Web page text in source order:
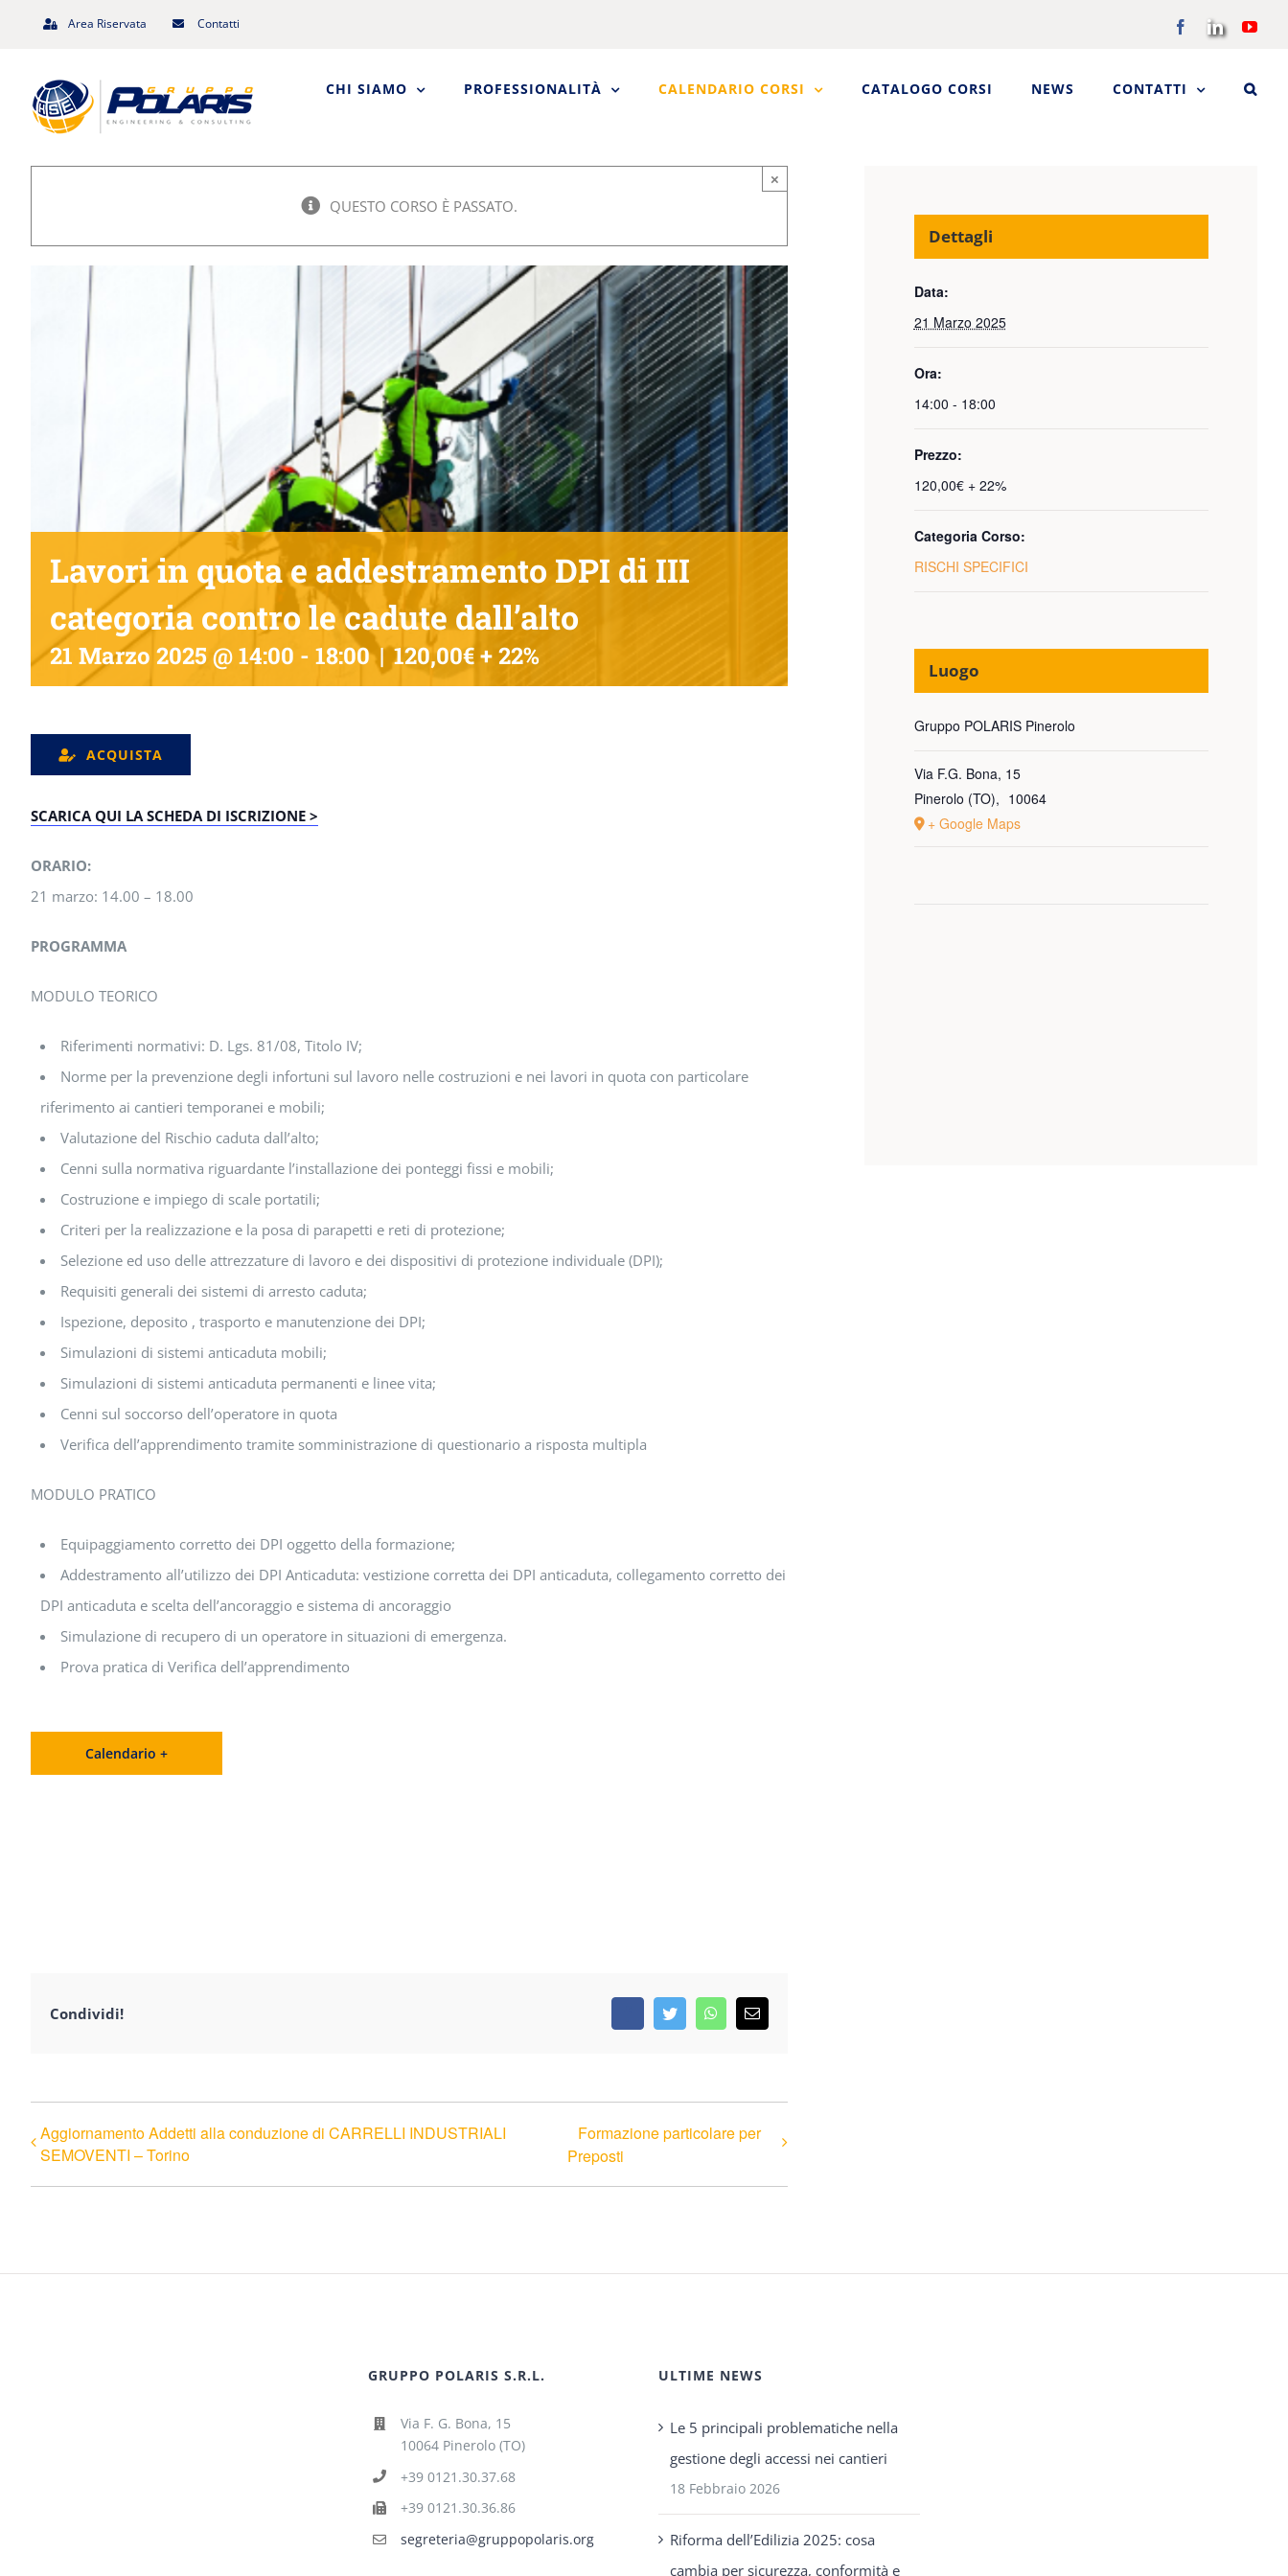
contenuto
Area Riservata Contatti FacebookLinkedIn
CHI SIAMO PROFESSIONALITÀ CALENDARIO CORSI CATALOGO CORSI NEWS CONTATTI
QUESTO CORSO È PASSATO.
×
Lavori in quota e addestramento DPI di III
categoria contro le cadute dall’alto
21 Marzo 2025 @ 14:00 - 18:00 | 120,00€ + 22%
ACQUISTA
SCARICA QUI LA SCHEDA DI ISCRIZIONE >
ORARIO:
21 marzo: 14.00 – 18.00
PROGRAMMA
MODULO TEORICO
Riferimenti normativi: D. Lgs. 81/08, Titolo IV;
Norme per la prevenzione degli infortuni sul lavoro nelle costruzioni e nei lavori in quota con particolare
riferimento ai cantieri temporanei e mobili;
Valutazione del Rischio caduta dall’alto;
Cenni sulla normativa riguardante l’installazione dei ponteggi fissi e mobili;
Costruzione e impiego di scale portatili;
Criteri per la realizzazione e la posa di parapetti e reti di protezione;
Selezione ed uso delle attrezzature di lavoro e dei dispositivi di protezione individuale (DPI);
Requisiti generali dei sistemi di arresto caduta;
Ispezione, deposito , trasporto e manutenzione dei DPI;
Simulazioni di sistemi anticaduta mobili;
Simulazioni di sistemi anticaduta permanenti e linee vita;
Cenni sul soccorso dell’operatore in quota
Verifica dell’apprendimento tramite somministrazione di questionario a risposta multipla
MODULO PRATICO
Equipaggiamento corretto dei DPI oggetto della formazione;
Addestramento all’utilizzo dei DPI Anticaduta: vestizione corretta dei DPI anticaduta, collegamento corretto dei
DPI anticaduta e scelta dell’ancoraggio e sistema di ancoraggio
Simulazione di recupero di un operatore in situazioni di emergenza.
Prova pratica di Verifica dell’apprendimento
Calendario +
Condividi! FacebookTwitterWhatsApp
Email
Aggiornamento Addetti alla conduzione di CARRELLI INDUSTRIALI
SEMOVENTI – Torino
Formazione particolare per
Preposti
Dettagli
Data:
21 Marzo 2025
Ora:
14:00 - 18:00
Prezzo:
120,00€ + 22%
Categoria Corso:
RISCHI SPECIFICI
Luogo
Gruppo POLARIS Pinerolo
Via F.G. Bona, 15
Pinerolo (TO), 10064
+ Google Maps
GRUPPO POLARIS S.R.L.
Via F. G. Bona, 15
10064 Pinerolo (TO)
+39 0121.30.37.68
+39 0121.30.36.86
segreteria@gruppopolaris.org
ULTIME NEWS
Le 5 principali problematiche nella
gestione degli accessi nei cantieri
18 Febbraio 2026
Riforma dell’Edilizia 2025: cosa
cambia per sicurezza, conformità e